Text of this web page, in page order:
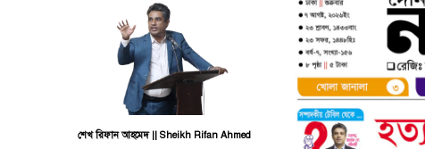
শেখ রিফান আহমেদ || Sheikh Rifan Ahmed